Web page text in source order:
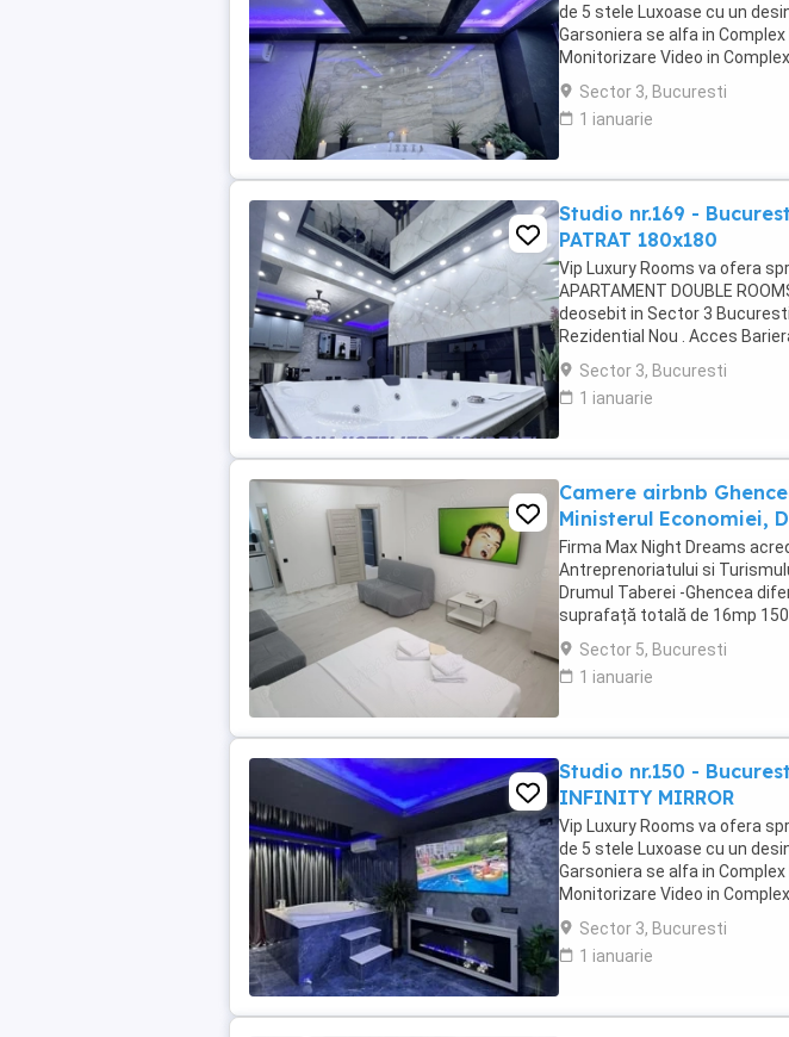
de 5 stele Luxoase cu un
Garsoniera se alfa in
Monitorizare Video in
parcare PRIVAT in complex ...
Sector 3, Bucuresti
1 ianuarie
Studio nr.169 -
PATRAT 180x180
Vip Luxury Rooms va ofera
APARTAMENT DOUBLE
deosebit in Sector 3
Rezidential Nou . Acces
Politia Locala Sector 3 ) Loc de
Sector 3, Bucuresti
1 ianuarie
Camere airbnb
Ministerul Economiei,
Firma Max Night Dreams
Antreprenoriatului si
Drumul Taberei -Ghencea
suprafață totală de 16mp
suprafață totală de ...
Sector 5, Bucuresti
1 ianuarie
Studio nr.150 -
INFINITY MIRROR
Vip Luxury Rooms va ofera
de 5 stele Luxoase cu un
Garsoniera se alfa in
Monitorizare Video in
parcare PRIVAT in complex ...
Sector 3, Bucuresti
1 ianuarie